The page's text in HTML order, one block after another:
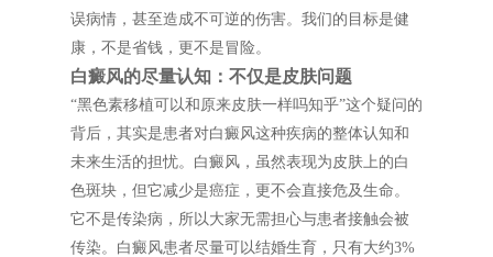
误病情，甚至造成不可逆的伤害。我们的目标是健
康，不是省钱，更不是冒险。
白癜风的尽量认知：不仅是皮肤问题
“黑色素移植可以和原来皮肤一样吗知乎”这个疑问的
背后，其实是患者对白癜风这种疾病的整体认知和
未来生活的担忧。白癜风，虽然表现为皮肤上的白
色斑块，但它减少是癌症，更不会直接危及生命。
它不是传染病，所以大家无需担心与患者接触会被
传染。白癜风患者尽量可以结婚生育，只有大约3%